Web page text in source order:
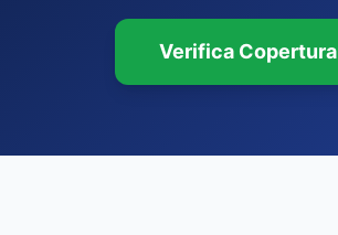
Verifica Copertura